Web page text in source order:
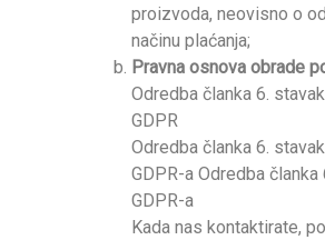
proizvoda, neovisno o
načinu plaćanja;
Pravna osnova obrade
Odredba članka 6.
GDPR
Odredba članka 6.
GDPR-a Odredba članka
GDPR-a
Kada nas kontaktirate,